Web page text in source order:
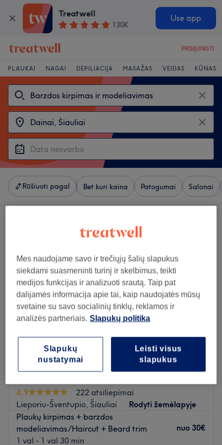
Treatwell
130K
Use app
PRISIJUNGTI
PLAUKAI NAGAI DEPILIACIJA MASAŽAS VEIDAS KŪNAS
Rūšiuoti pagal Bet kuri kaina Patogumai Salonai
barzdos kirpimas ir modeliavimas šalia Dainai, Šiauliai
4,9
222 atsiliepimai
Lieporiu-Šventupio, Šiauliai
Rodyti žemėlapyje
Plaukų kirpimas + barzdos
modeliavimas/Haircut + Beard trim
1 val - 1 val 30 min
nuo 30€
Mes naudojame savo ir trečiųjų šalių slapukus
siekdami suasmeninti turinį ir skelbimus, teikti
medijos funkcijas ir analizuoti srautą. Taip pat
dalijamės informacija apie tai, kaip naudojatės mūsų
svetaine su savo socialinių tinklų, reklamos ir
analizės partneriais. Slapukų politika
Leisti visus
slapukus
Slapukų
nustatymai